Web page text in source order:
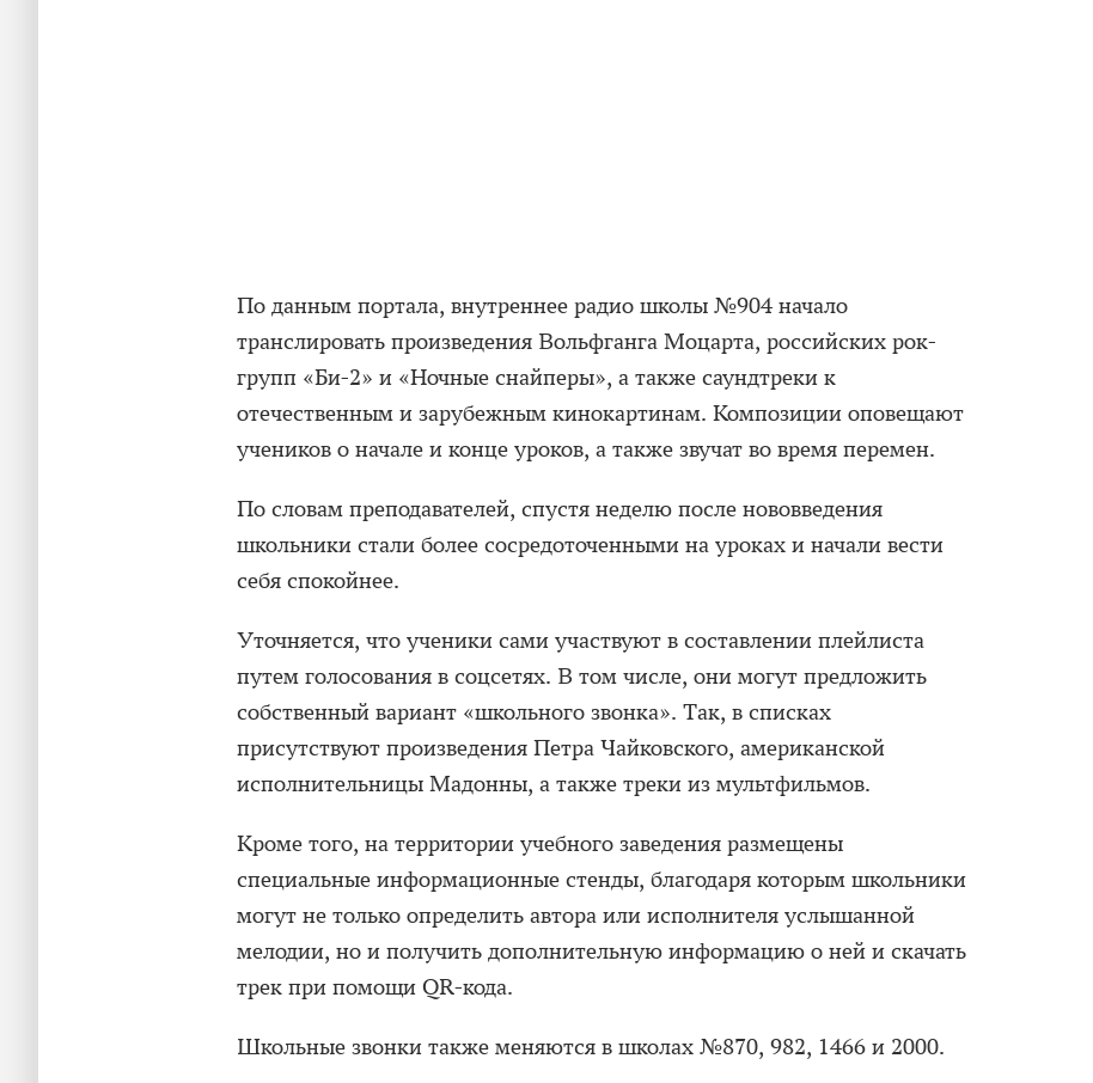
По данным портала, внутреннее радио школы №904 начало
транслировать произведения Вольфганга Моцарта, российских рок-
групп «Би-2» и «Ночные снайперы», а также саундтреки к
отечественным и зарубежным кинокартинам. Композиции оповещают
учеников о начале и конце уроков, а также звучат во время перемен.
По словам преподавателей, спустя неделю после нововведения
школьники стали более сосредоточенными на уроках и начали вести
себя спокойнее.
Уточняется, что ученики сами участвуют в составлении плейлиста
путем голосования в соцсетях. В том числе, они могут предложить
собственный вариант «школьного звонка». Так, в списках
присутствуют произведения Петра Чайковского, американской
исполнительницы Мадонны, а также треки из мультфильмов.
Кроме того, на территории учебного заведения размещены
специальные информационные стенды, благодаря которым школьники
могут не только определить автора или исполнителя услышанной
мелодии, но и получить дополнительную информацию о ней и скачать
трек при помощи QR-кода.
Школьные звонки также меняются в школах №870, 982, 1466 и 2000.